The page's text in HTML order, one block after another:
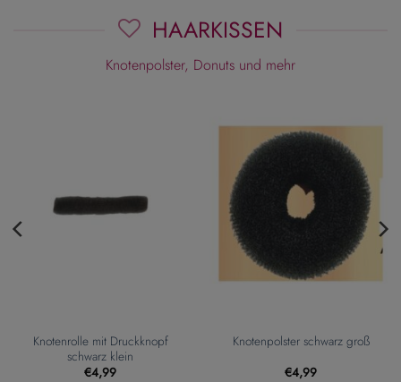
HAARKISSEN
Knotenpolster, Donuts und mehr
Knotenrolle mit Druckknopf
schwarz klein
€4,99
Knotenpolster schwarz groß
€4,99